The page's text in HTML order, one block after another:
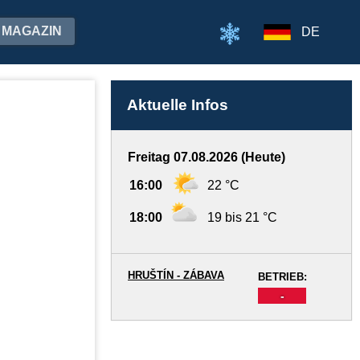
MAGAZIN DE
Aktuelle Infos
Freitag 07.08.2026 (Heute)
16:00 22 °C
18:00 19 bis 21 °C
BETRIEB:
-
HRUŠTÍN - ZÁBAVA